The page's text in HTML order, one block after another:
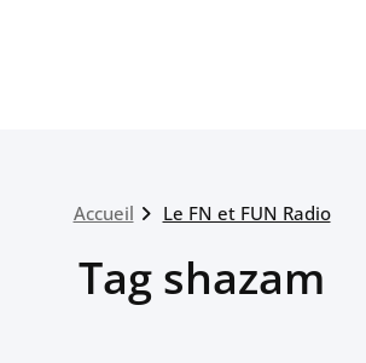
Accueil Le FN et FUN Radio
Tag shazam